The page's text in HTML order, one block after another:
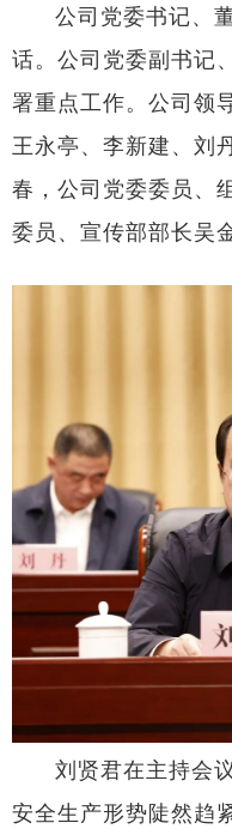
公司党委书记、
话。公司党委副书记
署重点工作。公司领
王永亭、李新建、刘
春，公司党委委员、
委员、宣传部部长吴
刘贤君在主持会
安全生产形势陡然趋